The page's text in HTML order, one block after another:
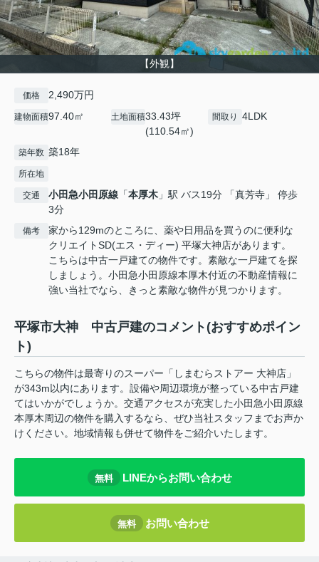
【外観】
価格 2,490万円
建物面積97.40㎡ 土地面積33.43坪
(110.54㎡)
間取り 4LDK
築年数 築18年
所在地
交通 小田急小田原線 「本厚木 」駅 バス19分 「真芳寺」 停歩
3分
備考
家から129mのところに、薬や日用品を買うのに便利な
クリエイトSD(エス・ディー) 平塚大神店があります。
こちらは中古一戸建ての物件です。素敵な一戸建てを探
しましょう。小田急小田原線本厚木付近の不動産情報に
強い当社でなら、きっと素敵な物件が見つかります。
平塚市大神 中古戸建のコメント(おすすめポイン
ト)
こちらの物件は最寄りのスーパー「しまむらストアー 大神店」
が343m以内にあります。設備や周辺環境が整っている中古戸建
てはいかがでしょうか。交通アクセスが充実した小田急小田原線
本厚木周辺の物件を購入するなら、ぜひ当社スタッフまでお声か
けください。地域情報も併せて物件をご紹介いたします。
無料 LINEからお問い合わせ
無料 お問い合わせ